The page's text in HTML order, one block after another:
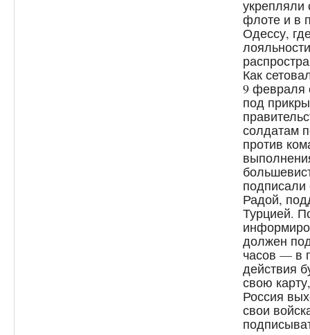
укрепляли
флоте и в
Одессу,
Как
9 февраля
под
солдатам
против
подписали
Радой,
Турцией.
должен
часов — в
действия
свою
Россия
свои